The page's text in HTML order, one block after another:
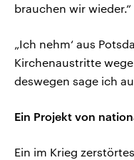
brauchen wir wieder.“
„Ich nehm‘ aus
Kirchenaustritte
deswegen sage ich
Ein Projekt von
Ein im Krieg